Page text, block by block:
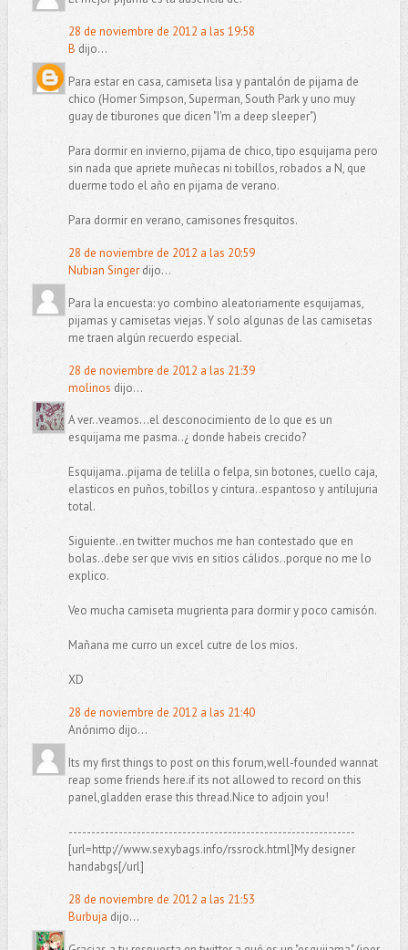
28 de noviembre de 2012 a las 19:58
B dijo...
Para estar en casa, camiseta lisa y pantalón de pijama de
chico (Homer Simpson, Superman, South Park y uno muy
guay de tiburones que dicen "I'm a deep sleeper")
Para dormir en invierno, pijama de chico, tipo esquijama pero
sin nada que apriete muñecas ni tobillos, robados a N, que
duerme todo el año en pijama de verano.
Para dormir en verano, camisones fresquitos.
28 de noviembre de 2012 a las 20:59
Nubian Singerdijo...
Para la encuesta: yo combino aleatoriamente esquijamas,
pijamas y camisetas viejas. Y solo algunas de las camisetas
me traen algún recuerdo especial.
28 de noviembre de 2012 a las 21:39
molinos dijo...
A ver..veamos...el desconocimiento de lo que es un
esquijama me pasma..¿ donde habeis crecido?
Esquijama..pijama de telilla o felpa, sin botones, cuello caja,
elasticos en puños, tobillos y cintura..espantoso y antilujuria
total.
Siguiente..en twitter muchos me han contestado que en
bolas..debe ser que vivis en sitios cálidos..porque no me lo
explico.
Veo mucha camiseta mugrienta para dormir y poco camisón.
Mañana me curro un excel cutre de los mios.
XD
28 de noviembre de 2012 a las 21:40
Anónimo dijo...
Its my first things to post on this forum,well-founded wannat
reap some friends here.if its not allowed to record on this
panel,gladden erase this thread.Nice to adjoin you!
---------------------------------------------------------------
[url=http://www.sexybags.info/rssrock.html]My designer
handabgs[/url]
28 de noviembre de 2012 a las 21:53
Burbuja dijo...